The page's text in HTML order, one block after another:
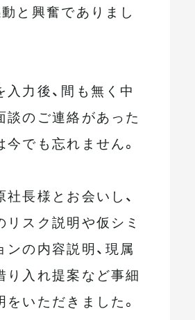
と興奮でありまし
入力後、間も無く中
談のご連絡があった
でも忘れません。
長様とお会いし、
リスク説明や仮シミ
ンの内容説明、現属
り入れ提案など事細
いただきました。